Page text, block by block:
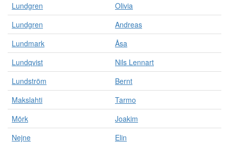
Lundgren
Olivia
Lundgren
Andreas
Lundmark
Åsa
Lundqvist
Nils Lennart
Lundström
Bernt
Makslahti
Tarmo
Mörk
Joakim
Nejne
Elin